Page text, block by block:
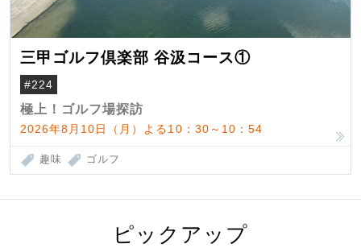
三甲ゴルフ倶楽部 谷汲コース①
#224
極上！ゴルフ場探訪
2026年8月10日（月）よる10：30～10：54
趣味 ゴルフ
ピックアップ